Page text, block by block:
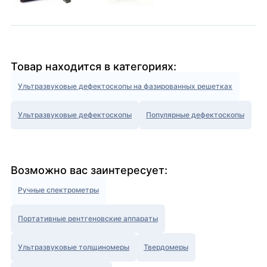
Товар находится в категориях:
Ультразвуковые дефектоскопы на фазированных решетках
Ультразвуковые дефектоскопы Популярные дефектоскопы
Возможно вас заинтересует:
Ручные спектрометры
Портативные рентгеновские аппараты
Ультразвуковые толщиномеры Твердомеры